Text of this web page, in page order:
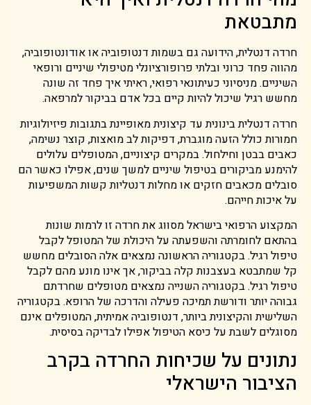
מתבטאת
חרדה דנטלית, הידועה גם בשמות דנטופוביה או אודונטופוביה,
מהווה פחד כרוני ובלתי פרופורציונלי מטיפולי שיניים ורופאי
השיניים. מניסיוני כעיתונאי רפואי, ראיתי איך פחד זה שונה
מחשש רגיל שיכול להיות קיים בכל אדם בביקור למרפאה.
חרדה דנטלית בינונית עד קיצונית מאופיינת בתגובות פיזיולוגיות
חמורות כולל הזעה מוגברת, דפיקות לב מואצות, קוצר נשימה,
כאבים בבטן וחילחול. במקרים קיצוניים, המטופלים עלולים
להימנע מביקורים בטיפול שיניים למשך שנים, אפילו כאשר הם
סובלים מכאבים חזקים או מחלות דנטליות קשות המשפיעות
על איכות חייהם.
המקצוע הרפואי בישראל מסווג את חרדה זו לרמות שונות
בהתאם לחומרתה והשפעתה על היכולת של המטופל לקבל
טיפול רגיל. בקטגוריה הראשונה נמצאים אלה הסובלים מחשש
קל שמתבטא בעצבנות קלה בביקור, אך אינו מונע מהם לקבל
טיפול רגיל. בקטגוריה השנייה נמצאים מטופלים שחרדתם
גבוהה יותר ודורשת תמיכה פעילה והדרכה של הרופא. בקטגוריה
השלישית והקיצונית ביותר, דנטופוביה אמיתית, המטופלים אינם
מסוגלים לשבת על כיסא הטיפול אפילו לבדיקה בסיסית.
נתונים על שכיחות החרדה בקרב
הציבור הישראלי